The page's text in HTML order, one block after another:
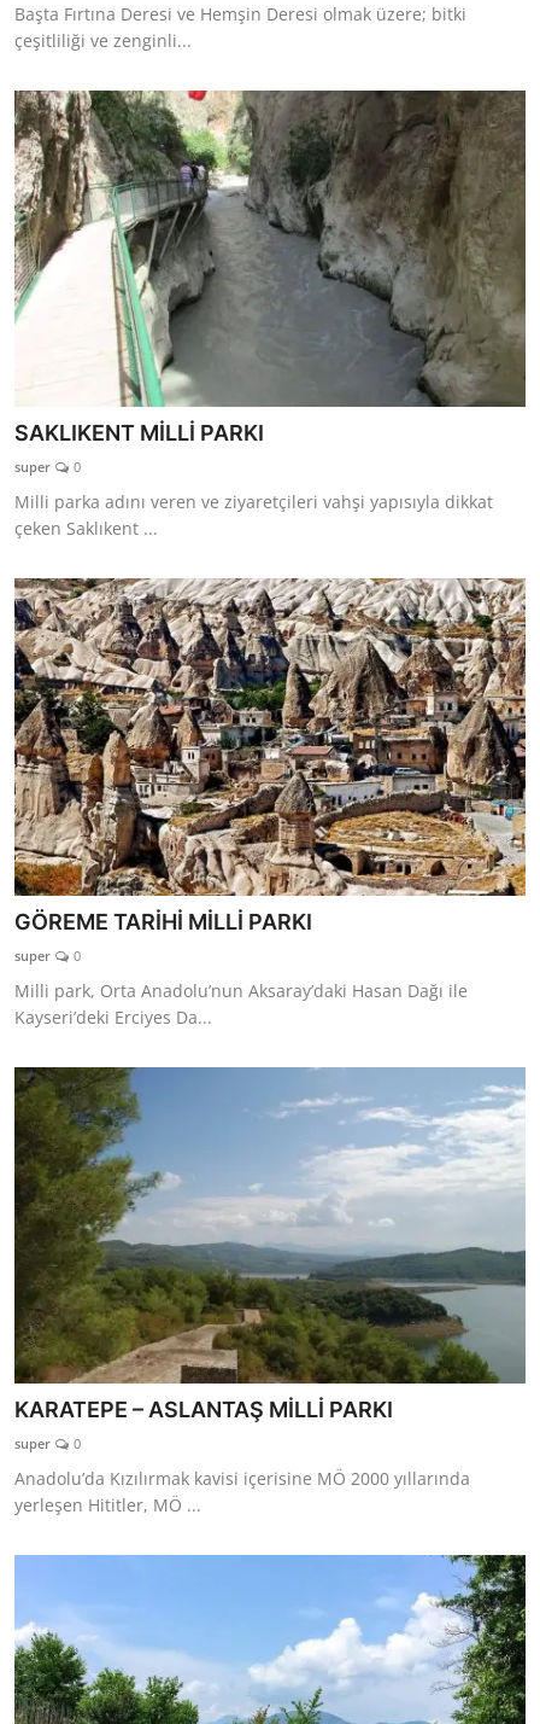
Başta Fırtına Deresi ve Hemşin Deresi olmak üzere; bitki
çeşitliliği ve zenginli...
SAKLIKENT MİLLİ PARKI
super 0
Milli parka adını veren ve ziyaretçileri vahşi yapısıyla dikkat
çeken Saklıkent ...
GÖREME TARİHİ MİLLİ PARKI
super 0
Milli park, Orta Anadolu’nun Aksaray’daki Hasan Dağı ile
Kayseri’deki Erciyes Da...
KARATEPE – ASLANTAŞ MİLLİ PARKI
super 0
Anadolu’da Kızılırmak kavisi içerisine MÖ 2000 yıllarında
yerleşen Hititler, MÖ ...